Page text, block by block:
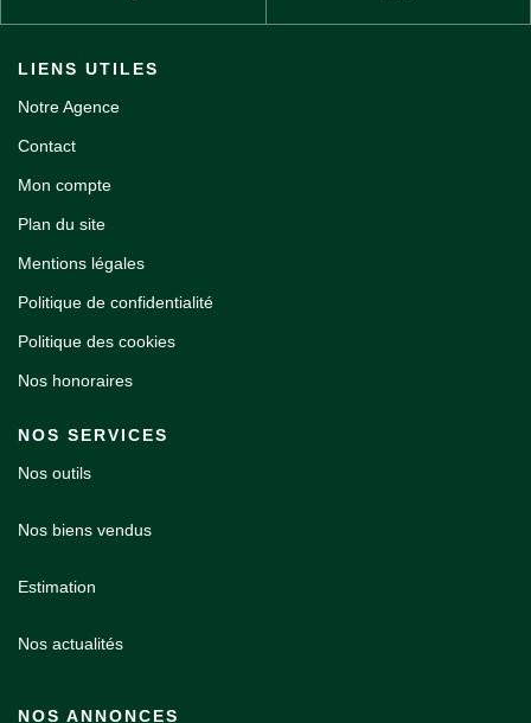
LIENS UTILES
Notre Agence
Contact
Mon compte
Plan du site
Mentions légales
Politique de confidentialité
Politique des cookies
Nos honoraires
NOS SERVICES
Nos outils
Nos biens vendus
Estimation
Nos actualités
NOS ANNONCES